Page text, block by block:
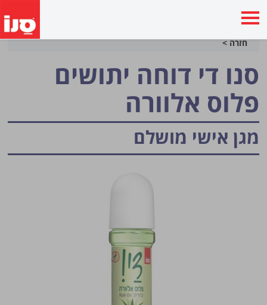
חזרה >
סנו די דוחה יתושים
פלוס אלוורה
מגן אישי מושלם